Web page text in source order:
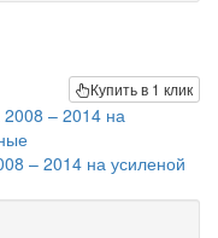
Купить в 1 клик
– 2014 на усиленой